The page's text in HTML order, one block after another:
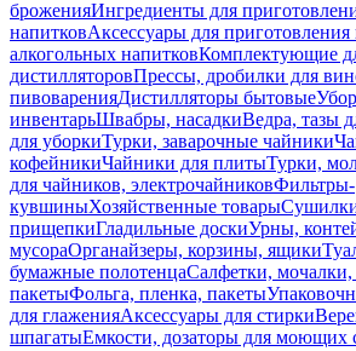
броженияИнгредиенты для
напитковАксессуары для
алкогольных напитковКомплектующие
дистилляторовПрессы, дробилки для
пивоваренияДистилляторы бытовые
инвентарьШвабры, насадкиВедра, тазы
для уборкиТурки, заварочные чайники
кофейникиЧайники для плитыТурки,
для чайников, электрочайниковФильтры-
кувшиныХозяйственные товарыСушилки
прищепкиГладильные доскиУрны,
мусораОрганайзеры, корзины, ящики
бумажные полотенцаСалфетки,
пакетыФольга, пленка, пакеты
для глаженияАксессуары для стирки
шпагатыЕмкости, дозаторы для моющих